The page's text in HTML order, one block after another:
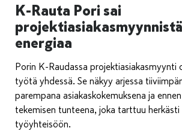
K-Rauta Pori sai
energiaa
Porin K-Raudassa projektiasiakasmyynti
työtä yhdessä. Se näkyy arjessa
parempana asiakaskokemuksena ja
tekemisen tunteena, joka tarttuu herkästi
työyhteisöön.